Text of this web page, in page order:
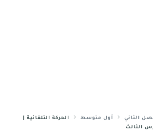
الثاني أول متوسط
الحركة التلقائية |
الثالث